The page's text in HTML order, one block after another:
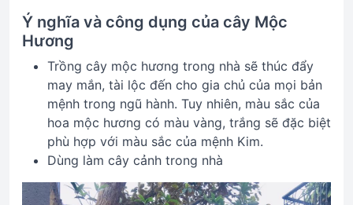
Ý nghĩa và công dụng của cây Mộc
Hương
Trồng cây mộc hương trong nhà sẽ thúc đẩy
may mắn, tài lộc đến cho gia chủ của mọi bản
mệnh trong ngũ hành. Tuy nhiên, màu sắc của
hoa mộc hương có màu vàng, trắng sẽ đặc biệt
phù hợp với màu sắc của mệnh Kim.
Dùng làm cây cảnh trong nhà